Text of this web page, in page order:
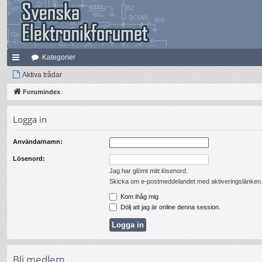
na
bb
ar
Kategorier
Aktiva trådar
Forumindex
Logga in
Användarnamn:
Lösenord:
Jag har glömt mitt lösenord.
Skicka om e-postmeddelandet med aktiveringslänken.
Kom ihåg mig
Dölj att jag är online denna session.